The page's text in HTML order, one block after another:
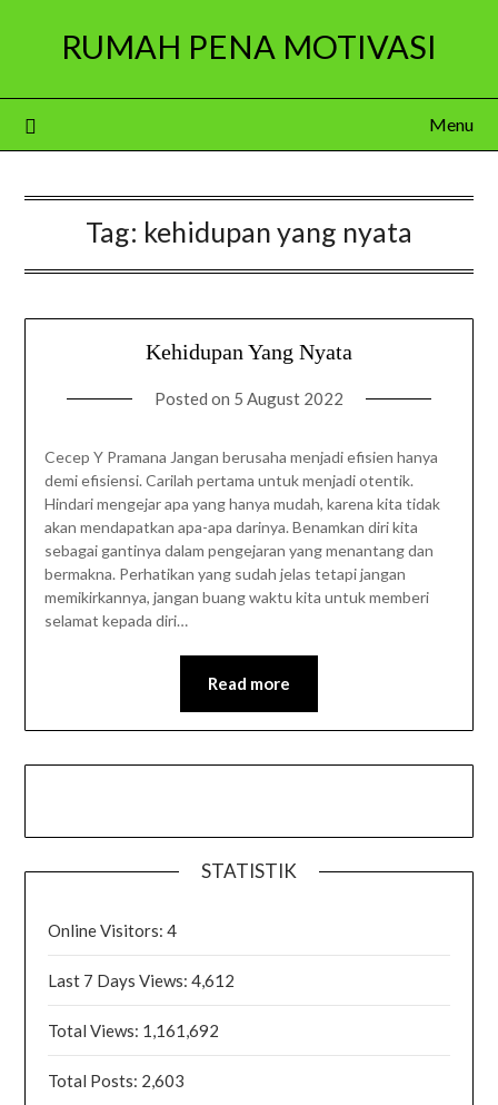
RUMAH PENA MOTIVASI
Menu
Tag: kehidupan yang nyata
Kehidupan Yang Nyata
Posted on 5 August 2022
Cecep Y Pramana Jangan berusaha menjadi efisien hanya
demi efisiensi. Carilah pertama untuk menjadi otentik.
Hindari mengejar apa yang hanya mudah, karena kita tidak
akan mendapatkan apa-apa darinya. Benamkan diri kita
sebagai gantinya dalam pengejaran yang menantang dan
bermakna. Perhatikan yang sudah jelas tetapi jangan
memikirkannya, jangan buang waktu kita untuk memberi
selamat kepada diri…
Read more
STATISTIK
Online Visitors:4
Last 7 Days Views:4,612
Total Views: 1,161,692
Total Posts: 2,603